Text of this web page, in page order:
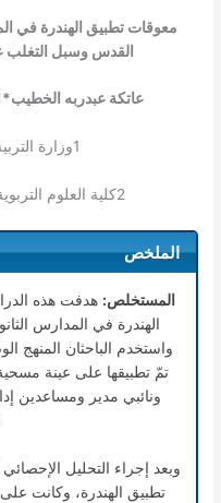
معوقات تطبيق الهندرة في
القدس وسبل التغلب
عاتكة عبدربه الخطيب*
1وزارة
2كلية العلوم
الملخص
المستخلص: هدفت هذه
الهندرة في المدارس
واستخدم الباحثان المنهج
ونائبي مدير ومساعدين
تطبيق الهندرة، وكانت على